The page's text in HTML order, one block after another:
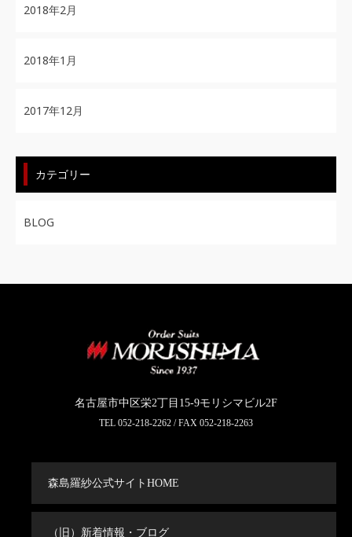
2018年2月
2018年1月
2017年12月
カテゴリー
BLOG
名古屋市中区栄2丁目15-9モリシマビル2F
TEL 052-218-2262 / FAX 052-218-2263
森島羅紗公式サイトHOME
（旧）新着情報・ブログ